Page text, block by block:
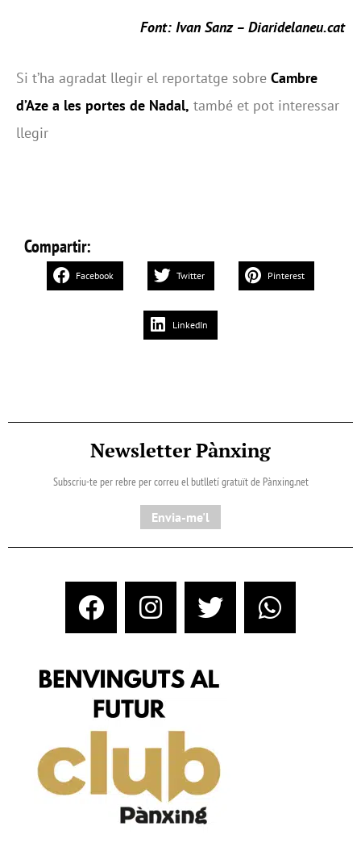
Font: Ivan Sanz – Diaridelaneu.cat
Si t’ha agradat llegir el reportatge sobre Cambre
d’Aze a les portes de Nadal, també et pot interessar
llegir
Compartir:
Facebook Twitter Pinterest
LinkedIn
Newsletter Pànxing
Subscriu-te per rebre per correu el butlletí gratuït de Pànxing.net​
Envia-me'l